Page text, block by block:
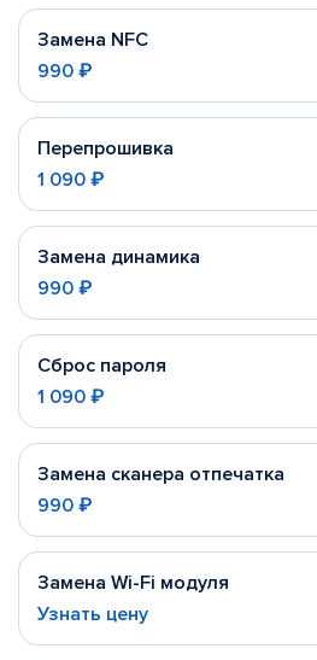
Замена NFC
990 ₽
Перепрошивка
1 090 ₽
Замена динамика
990 ₽
Сброс пароля
1 090 ₽
Замена сканера отпечатка
990 ₽
Замена Wi-Fi модуля
Узнать цену